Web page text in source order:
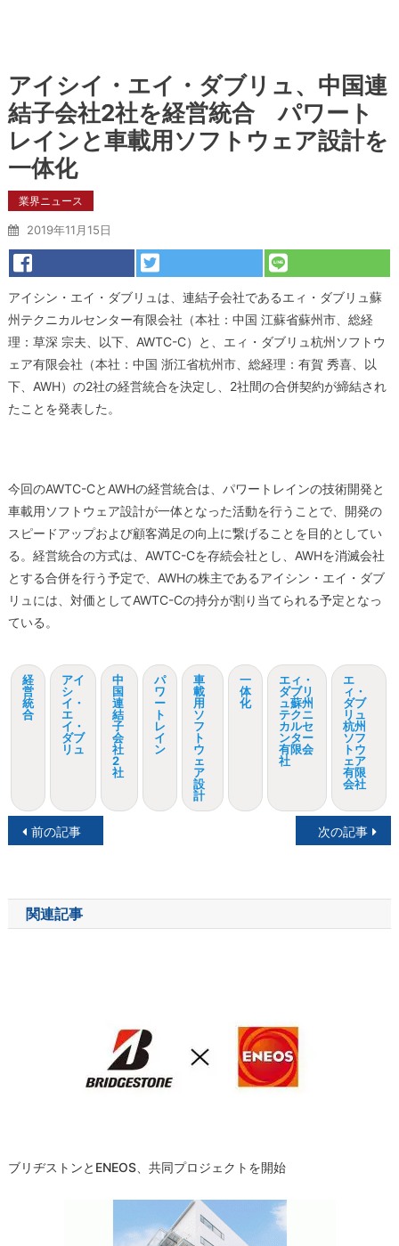
アイシイ・エイ・ダブリュ、中国連
結子会社2社を経営統合 パワート
レインと車載用ソフトウェア設計を
一体化
業界ニュース
2019年11月15日
アイシン・エイ・ダブリュは、連結子会社であるエィ・ダブリュ蘇
州テクニカルセンター有限会社（本社：中国 江蘇省蘇州市、総経
理：草深 宗夫、以下、AWTC-C）と、エィ・ダブリュ杭州ソフトウ
ェア有限会社（本社：中国 浙江省杭州市、総経理：有賀 秀喜、以
下、AWH）の2社の経営統合を決定し、2社間の合併契約が締結され
たことを発表した。
今回のAWTC-CとAWHの経営統合は、パワートレインの技術開発と
車載用ソフトウェア設計が一体となった活動を行うことで、開発の
スピードアップおよび顧客満足の向上に繋げることを目的としてい
る。経営統合の方式は、AWTC-Cを存続会社とし、AWHを消滅会社
とする合併を行う予定で、AWHの株主であるアイシン・エイ・ダブ
リュには、対価としてAWTC-Cの持分が割り当てられる予定となっ
ている。
経
営
統
合
アイ
シ
イ・
エ
イ・
ダブ
リュ
中
国
連
結
子
会
社
2
社
パ
ワ
ー
ト
レ
イ
ン
車
載
用
ソ
フ
ト
ウ
ェ
ア
設
計
一
体
化
エィ・
ダブリ
ュ蘇州
テクニ
カルセ
ンター
有限会
社
エ
ィ・
ダブ
リュ
杭州
ソフ
トウ
ェア
有限
会社
投
ナ
ビ
前の記事 次の記事
関連記事
ブリヂストンとENEOS、共同プロジェクトを開始